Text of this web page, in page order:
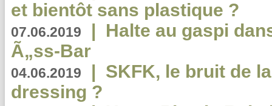
et bientôt sans plastique ?
07.06.2019 | Halte au gaspi
Ã„ss-Bar
04.06.2019 | SKFK, le bruit de
dressing ?